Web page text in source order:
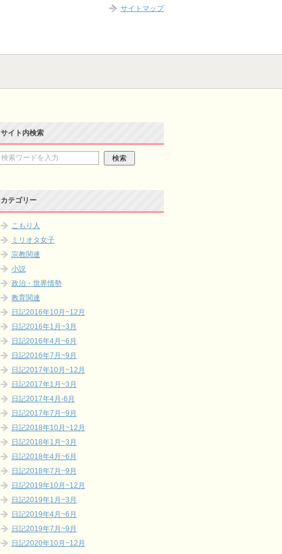
サイト内検索
カテゴリー
こもり人
ミリオタ女子
宗教関連
小説
政治・世界情勢
教育関連
日記2016年10月~12月
日記2016年1月~3月
日記2016年4月~6月
日記2016年7月~9月
日記2017年10月~12月
日記2017年1月~3月
日記2017年4月-6月
日記2017年7月~9月
日記2018年10月~12月
日記2018年1月~3月
日記2018年4月~6月
日記2018年7月~9月
日記2019年10月~12月
日記2019年1月~3月
日記2019年4月~6月
日記2019年7月~9月
日記2020年10月~12月
サイトマップ